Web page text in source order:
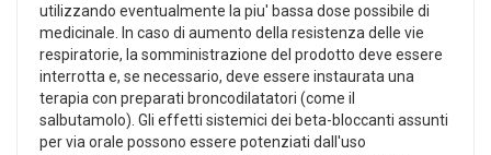
utilizzando eventualmente la piu' bassa dose possibile di
medicinale. In caso di aumento della resistenza delle vie
respiratorie, la somministrazione del prodotto deve essere
interrotta e, se necessario, deve essere instaurata una
terapia con preparati broncodilatatori (come il
salbutamolo). Gli effetti sistemici dei beta-bloccanti assunti
per via orale possono essere potenziati dall'uso